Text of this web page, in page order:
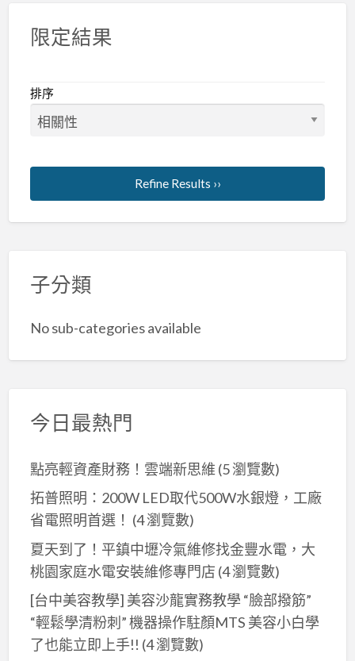
批
限定結果
排序
Refine Results ››
子分類
No sub-categories available
今日最熱門
點亮輕資產財務！雲端新思維 (5 瀏覽數)
拓普照明：200W LED取代500W水銀燈，工廠
省電照明首選！ (4 瀏覽數)
夏天到了！平鎮中壢冷氣維修找金豐水電，大
桃園家庭水電安裝維修專門店 (4 瀏覽數)
[台中美容教學] 美容沙龍實務教學 “臉部撥筋”
“輕鬆學清粉刺” 機器操作駐顏MTS 美容小白學
了也能立即上手!! (4 瀏覽數)